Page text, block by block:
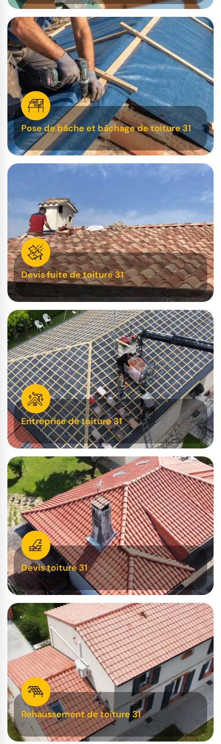
Pose de bâche et bâchage de toiture 31
Devis fuite de toiture 31
Entreprise de toiture 31
Devis toiture 31
Rehaussement de toiture 31